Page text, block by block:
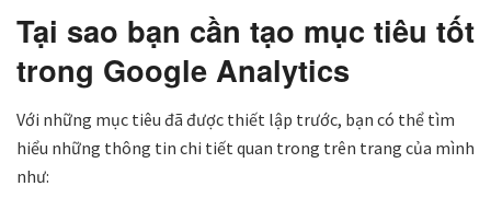
Tại sao bạn cần tạo mục tiêu tốt
trong Google Analytics
Với những mục tiêu đã được thiết lập trước, bạn có thể tìm
hiểu những thông tin chi tiết quan trong trên trang của mình
như: